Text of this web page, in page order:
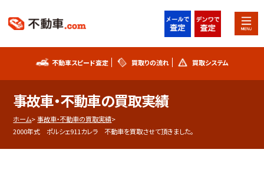
不動車スピード査定 買取りの流れ
買取システム
不動車買取実績 シリアルナンバー解説
不動車スピード査定 買取りの流れ 買取システム
事故車・不動車の買取実績
ホーム
事故車・不動車の買取実績
2000年式 ポルシェ911カレラ 不動車を買取させて頂きました。